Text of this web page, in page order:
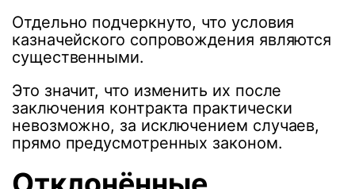
Отдельно подчеркнуто, что условия
казначейского сопровождения являются
существенными.
Это значит, что изменить их после
заключения контракта практически
невозможно, за исключением случаев,
прямо предусмотренных законом.